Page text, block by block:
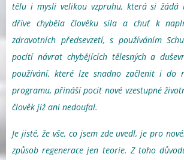
tělu i mysli velikou vzpruhu, která si žádá
dříve chyběla člověku síla a chuť k
zdravotních předsevzetí, s používáním
pocítí návrat chybějících tělesných a
používání, které lze snadno začlenit i do
programu, přináší pocit nové vzestupné
člověk již ani nedoufal.
Je jisté, že vše, co jsem zde uvedl, je pro
způsob regenerace jen teorie. Z toho